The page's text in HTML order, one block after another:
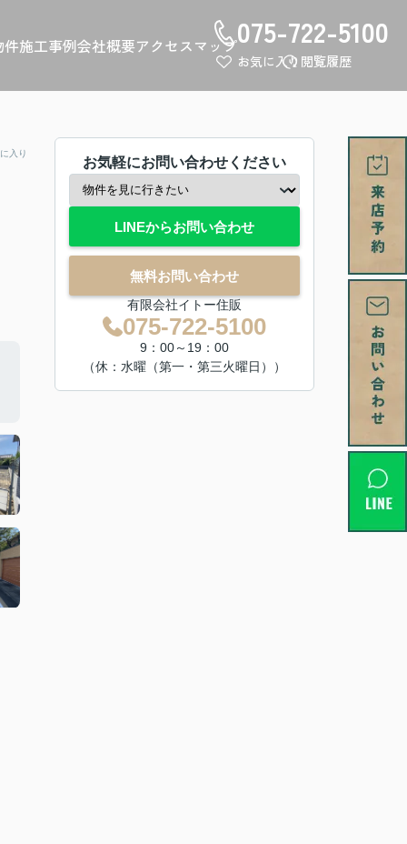
施工事例会社概要アクセスマップ075-722-5100
お気に入り 閲覧履歴
入り
お気軽にお問い合わせください
LINEからお問い合わせ
無料お問い合わせ
有限会社イトー住販
075-722-5100
9：00～19：00
（休：水曜（第一・第三火曜日））